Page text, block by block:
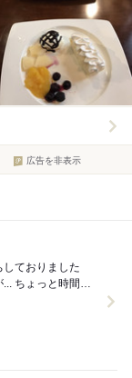
広告を非表示